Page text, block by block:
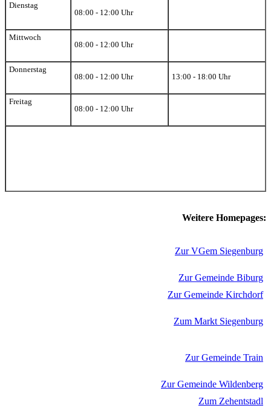
Dienstag
08:00 - 12:00 Uhr
Mittwoch
08:00 - 12:00 Uhr
Donnerstag
08:00 - 12:00 Uhr
13:00 - 18:00 Uhr
Freitag
08:00 - 12:00 Uhr
Weitere Homepages:
Zur VGem Siegenburg
Zur Gemeinde Biburg
Zur Gemeinde Kirchdorf
Zum Markt Siegenburg
Zur Gemeinde Train
Zur Gemeinde Wildenberg
Zum Zehentstadl